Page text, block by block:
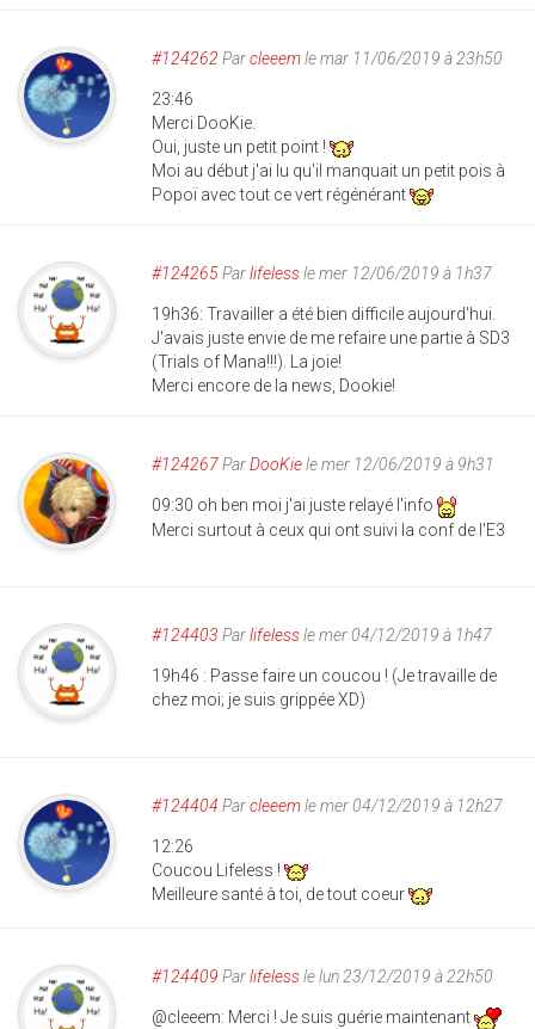
#124262 Parcleeemle mar 11/06/2019 à 23h50
23:46
Merci DooKie.
Oui, juste un petit point !
Moi au début j'ai lu qu'il manquait un petit pois à
Popoï avec tout ce vert régénérant
#124265Parlifelessle mer 12/06/2019 à 1h37
19h36: Travailler a été bien difficile aujourd'hui.
J'avais juste envie de me refaire une partie à SD3
(Trials of Mana!!!). La joie!
Merci encore de la news, Dookie!
#124267ParDooKiele mer 12/06/2019 à 9h31
09:30 oh ben moi j'ai juste relayé l'info
Merci surtout à ceux qui ont suivi la conf de l'E3
#124403 Parlifelessle mer 04/12/2019 à 1h47
19h46 : Passe faire un coucou ! (Je travaille de
chez moi; je suis grippée XD)
#124404 Parcleeemle mer 04/12/2019 à 12h27
12:26
Coucou Lifeless !
Meilleure santé à toi, de tout coeur
#124409 Parlifelessle lun 23/12/2019 à 22h50
@cleeem: Merci ! Je suis guérie maintenant